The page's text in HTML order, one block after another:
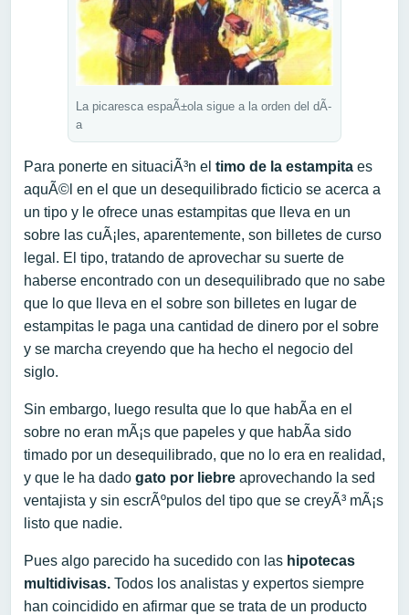
La picaresca espaÃ±ola sigue a la orden del dÃ­
a
Para ponerte en situaciÃ³n el timo de la estampita es
aquÃ©l en el que un desequilibrado ficticio se acerca a
un tipo y le ofrece unas estampitas que lleva en un
sobre las cuÃ¡les, aparentemente, son billetes de curso
legal. El tipo, tratando de aprovechar su suerte de
haberse encontrado con un desequilibrado que no sabe
que lo que lleva en el sobre son billetes en lugar de
estampitas le paga una cantidad de dinero por el sobre
y se marcha creyendo que ha hecho el negocio del
siglo.
Sin embargo, luego resulta que lo que habÃ­a en el
sobre no eran mÃ¡s que papeles y que habÃ­a sido
timado por un desequilibrado, que no lo era en realidad,
y que le ha dado gato por liebre aprovechando la sed
ventajista y sin escrÃºpulos del tipo que se creyÃ³ mÃ¡s
listo que nadie.
Pues algo parecido ha sucedido con las hipotecas
multidivisas. Todos los analistas y expertos siempre
han coincidido en afirmar que se trata de un producto